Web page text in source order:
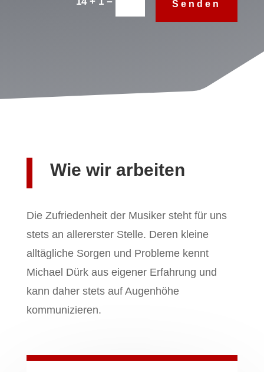
Senden
Wie wir arbeiten
Die Zufriedenheit der Musiker steht für uns
stets an allererster Stelle. Deren kleine
alltägliche Sorgen und Probleme kennt
Michael Dürk aus eigener Erfahrung und
kann daher stets auf Augenhöhe
kommunizieren.